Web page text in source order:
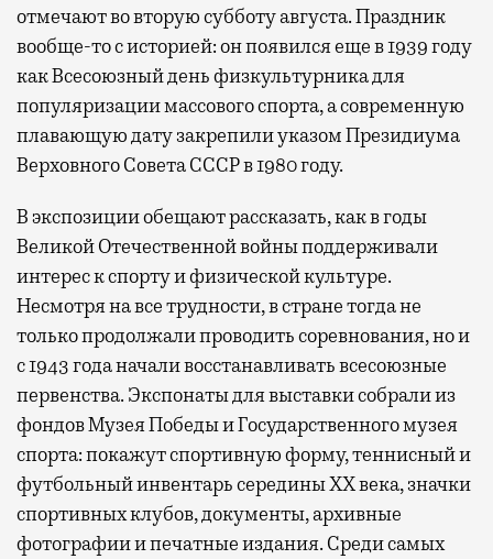
отмечают во вторую субботу августа. Праздник
вообще-то с историей: он появился еще в 1939 году
как Всесоюзный день физкультурника для
популяризации массового спорта, а современную
плавающую дату закрепили указом Президиума
Верховного Совета СССР в 1980 году.
В экспозиции обещают рассказать, как в годы
Великой Отечественной войны поддерживали
интерес к спорту и физической культуре.
Несмотря на все трудности, в стране тогда не
только продолжали проводить соревнования, но и
с 1943 года начали восстанавливать всесоюзные
первенства. Экспонаты для выставки собрали из
фондов Музея Победы и Государственного музея
спорта: покажут спортивную форму, теннисный и
футбольный инвентарь середины XX века, значки
спортивных клубов, документы, архивные
фотографии и печатные издания. Среди самых